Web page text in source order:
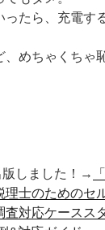
ったら、充電す
めちゃくちゃ
版しました！→
士のためのセ
対応ケースス